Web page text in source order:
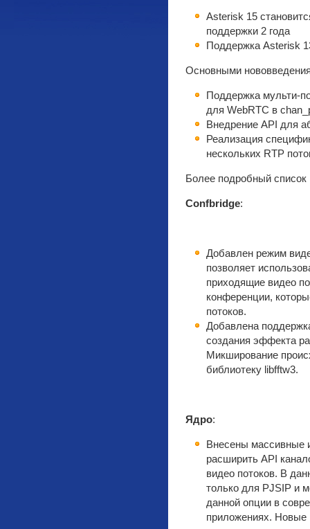
Asterisk 15
поддержки 2 года
Поддержка Asterisk
Основными
Поддержка мульти-
для WebRTC в
Внедрение API для
Реализация
нескольких RTP
Более подробный список
Confbridge:
Добавлен режим
позволяет
приходящие видео
конференции,
потоков.
Добавлена
создания эффекта
Микширование
библиотеку libfftw3.
Ядро:
Внесены массивные
расширить API
видео потоков. В
только для PJSIP и
данной опции в
приложениях. Новые